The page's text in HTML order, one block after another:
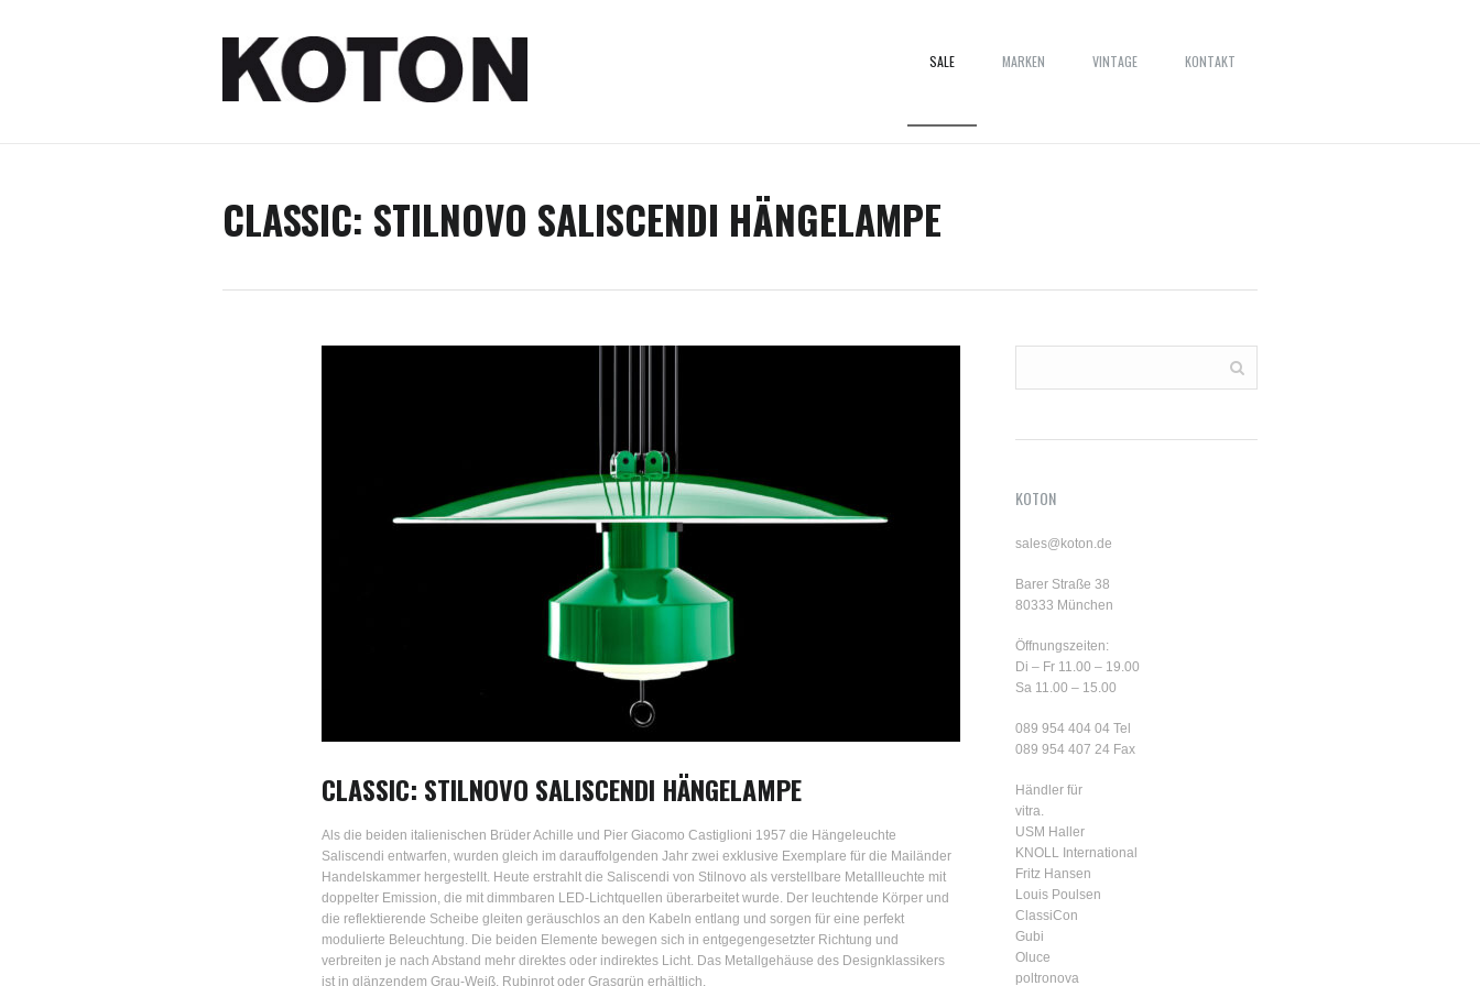
SALE MARKEN VINTAGE KONTAKT
CLASSIC: STILNOVO SALISCENDI HÄNGELAMPE
CLASSIC: STILNOVO SALISCENDI HÄNGELAMPE
Als die beiden italienischen Brüder Achille und Pier Giacomo Castiglioni 1957 die Hängeleuchte
Saliscendi entwarfen, wurden gleich im darauffolgenden Jahr zwei exklusive Exemplare für die Mailänder
Handelskammer hergestellt. Heute erstrahlt die Saliscendi von Stilnovo als verstellbare Metallleuchte mit
doppelter Emission, die mit dimmbaren LED-Lichtquellen überarbeitet wurde. Der leuchtende Körper und
die reflektierende Scheibe gleiten geräuschlos an den Kabeln entlang und sorgen für eine perfekt
modulierte Beleuchtung. Die beiden Elemente bewegen sich in entgegengesetzter Richtung und
verbreiten je nach Abstand mehr direktes oder indirektes Licht. Das Metallgehäuse des Designklassikers
ist in glänzendem Grau-Weiß, Rubinrot oder Grasgrün erhältlich.
KOTON
sales@koton.de
Barer Straße 38
80333 München
Öffnungszeiten:
Di – Fr 11.00 – 19.00
Sa 11.00 – 15.00
089 954 404 04 Tel
089 954 407 24 Fax
Händler für
vitra.
USM Haller
KNOLL International
Fritz Hansen
Louis Poulsen
ClassiCon
Gubi
Oluce
poltronova